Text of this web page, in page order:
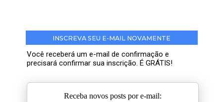
INSCREVA SEU E-MAIL NOVAMENTE
Você receberá um e-mail de confirmação e
precisará confirmar sua inscrição. É GRÁTIS!
Receba novos posts por e-mail: